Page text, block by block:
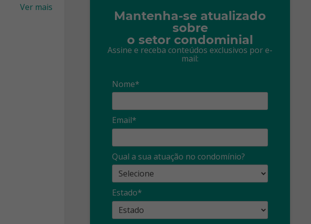
Ver mais
Mantenha-se atualizado
sobre
o setor condominial
Assine e receba conteúdos exclusivos por e-
mail:
Nome*
Email*
Qual a sua atuação no condomínio?
Estado*